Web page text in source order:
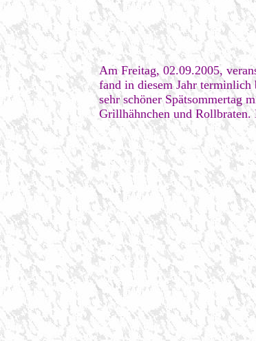
Am Freitag, 02.09.2005,
fand in diesem Jahr terminlich
sehr schöner Spätsommertag
Grillhähnchen und Rollbraten.